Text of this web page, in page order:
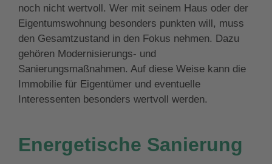
noch nicht wertvoll. Wer mit seinem Haus oder der
Eigentumswohnung besonders punkten will, muss
den Gesamtzustand in den Fokus nehmen. Dazu
gehören Modernisierungs- und
Sanierungsmaßnahmen. Auf diese Weise kann die
Immobilie für Eigentümer und eventuelle
Interessenten besonders wertvoll werden.
Energetische Sanierung